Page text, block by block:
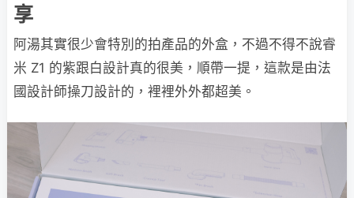
享
阿湯其實很少會特別的拍產品的外盒，不過不得不說睿
米 Z1 的紫跟白設計真的很美，順帶一提，這款是由法
國設計師操刀設計的，裡裡外外都超美。